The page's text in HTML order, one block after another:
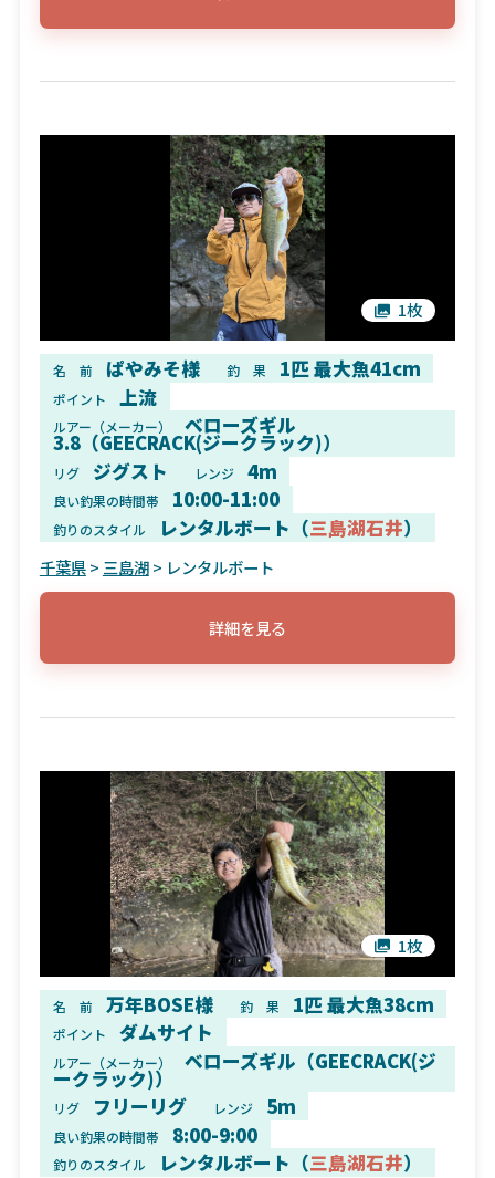
1枚
名 前 ぱやみそ様 釣 果 1匹 最大魚41cm
ポイント 上流
ルアー（メーカー） ベローズギル
3.8（GEECRACK(ジークラック)）
リグ ジグスト レンジ 4m
良い釣果の時間帯 10:00-11:00
釣りのスタイル レンタルボート（三島湖石井）
千葉県> 三島湖> レンタルボート
詳細を見る
1枚
名 前 万年BOSE様 釣 果 1匹 最大魚38cm
ポイント ダムサイト
ルアー（メーカー） ベローズギル（GEECRACK(ジ
ークラック)）
リグ フリーリグ レンジ 5m
良い釣果の時間帯 8:00-9:00
釣りのスタイル レンタルボート（三島湖石井）